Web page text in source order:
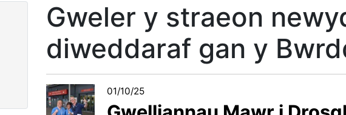
Gweler y straeon
diweddaraf gan y
01/10/25